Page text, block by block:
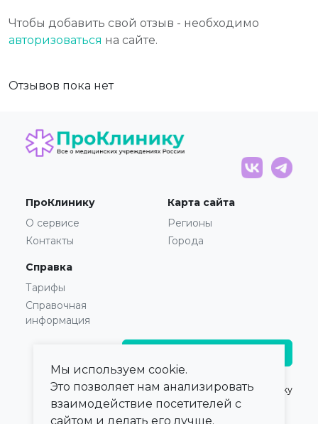
Чтобы добавить свой отзыв - необходимо
авторизоваться на сайте.
Отзывов пока нет
ПроКлинику
О сервисе
Контакты
Карта сайта
Регионы
Города
Справка
Тарифы
Справочная
информация
© 2021 — 2026,ПроКлинику
Мы используем cookie.
Это позволяет нам анализировать
взаимодействие посетителей с
сайтом и делать его лучше.